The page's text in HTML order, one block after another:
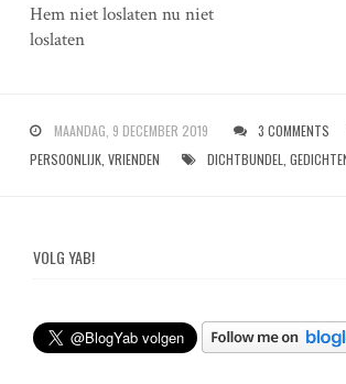
Hem niet loslaten nu niet
loslaten
MAANDAG, 9 DECEMBER 2019 3 COMMENTS
PERSOONLIJK, VRIENDEN DICHTBUNDEL
VOLG YAB!